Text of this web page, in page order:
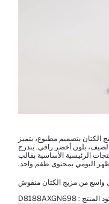
بتصميم مطبوع، يتميز
والصيف، بلون أخضر راقي. يندرج
الرئيسية الأساسية بقالب
اليومي بمحتوى طقم واحد.
واسع من مزيج الكتان منقوش
المنتج : D8188AXGN698